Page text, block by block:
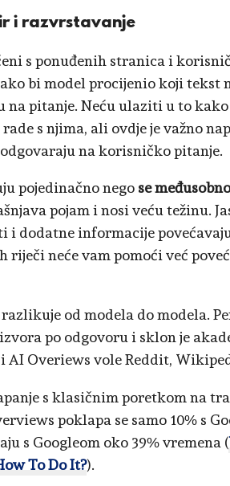
i razvrstavanje
s ponuđenih stranica i
bi model procijenio koji tekst
na pitanje. Neću ulaziti u to
s njima, ali ovdje je važno
na korisničko pitanje.
pojedinačno nego se
pojam i nosi veću težinu.
i dodatne informacije
riječi neće vam pomoći već
od modela do modela.
po odgovoru i sklon je
AI Overiews vole Reddit,
s klasičnim poretkom na
poklapa se samo 10% s
s Googleom oko 39% vremena (
To Do It?).